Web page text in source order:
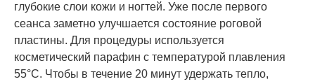
глубокие слои кожи и ногтей. Уже после первого
сеанса заметно улучшается состояние роговой
пластины. Для процедуры используется
косметический парафин с температурой плавления
55°C. Чтобы в течение 20 минут удержать тепло,